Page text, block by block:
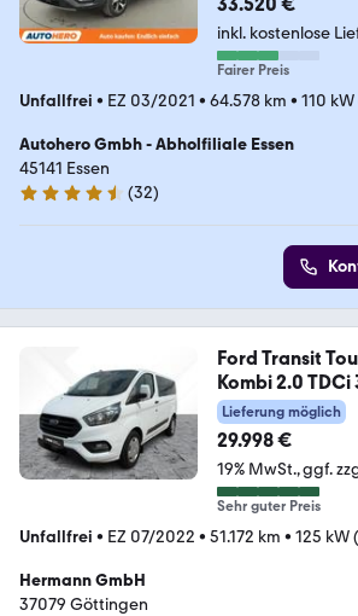
inkl. kostenlose
Fairer Preis
Unfallfrei • EZ 03/2021 • 64.578 km • 110
Autohero Gmbh - Abholfiliale Essen
45141 Essen
4.7 Sterne
(32)
Ford Transit
Kombi 2.0 TDCi
Lieferung möglich
29.998 €
19% MwSt. ggf.
Sehr guter Preis
Unfallfrei • EZ 07/2022 • 51.172 km • 125 kW
Hermann GmbH
37079 Göttingen